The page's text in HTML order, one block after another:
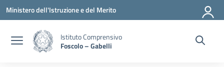
Vai ai contenuti
Vai al menu di navigazione
Vai al footer
Ministero dell'Istruzione e del Merito
Istituto Comprensivo
Foscolo – Gabelli